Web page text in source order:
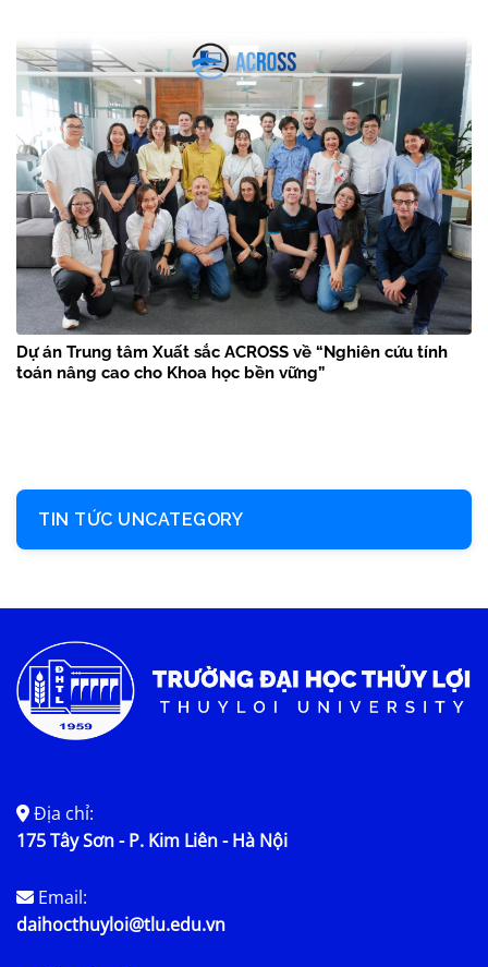
Dự án Trung tâm Xuất sắc ACROSS về “Nghiên cứu tính
toán nâng cao cho Khoa học bền vững”
TIN TỨC UNCATEGORY
Địa chỉ:
175 Tây Sơn - P. Kim Liên - Hà Nội
Email:
daihocthuyloi@tlu.edu.vn